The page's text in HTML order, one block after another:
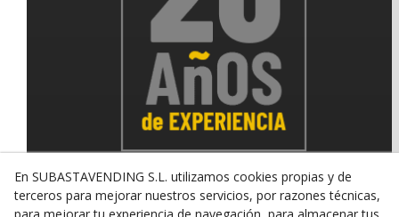
En SUBASTAVENDING S.L. utilizamos cookies propias y de
terceros para mejorar nuestros servicios, por razones técnicas,